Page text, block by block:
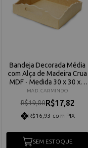
Bandeja Decorada Média
com Alça de Madeira Crua
MDF - Medida 30 x 30 x 7
cm
MAD. CARMINDO
R$19,80R$17,82
R$16,93 com PIX
SEM ESTOQUE